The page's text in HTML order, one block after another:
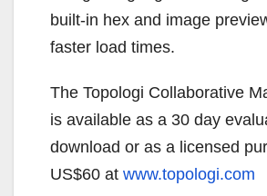
built-in hex and image
faster load times.
The Topologi Collaborative
is available as a 30 day
download or as a licensed
US$60 at www.topologi.com